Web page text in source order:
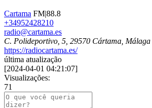
Cartama FM|88.8
+34952428210
radio@cartama.es
C. Polideportivo, 5, 29570 Cártama, Málaga
https://radiocartama.es/
última atualização
[2024-04-01 04:21:07]
Visualizações:
71